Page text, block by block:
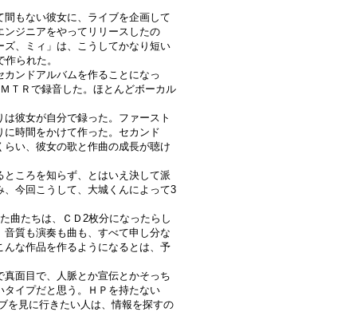
もない彼女に、ライブを企画して
ジニアをやってリリースしたの
、ミィ」は、こうしてかなり短い
られた。
ンドアルバムを作ることになっ
ＴＲで録音した。ほとんどボーカル
彼女が自分で録った。ファースト
時間をかけて作った。セカンド
らい、彼女の歌と作曲の成長が聴け
ころを知らず、とはいえ決して派
今回こうして、大城くんによって3
曲たちは、ＣＤ2枚分になったらし
質も演奏も曲も、すべて申し分な
な作品を作るようになるとは、予
面目で、人脈とか宣伝とかそっち
イプだと思う。ＨＰを持たない
を見に行きたい人は、情報を探すの